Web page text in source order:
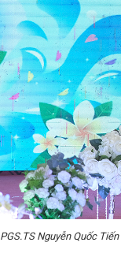
PGS.TS Nguyễn Quốc